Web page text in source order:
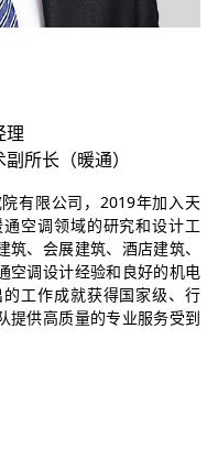
理
所长（暖通）
有限公司，2019年加入天
空调领域的研究和设计工
、会展建筑、酒店建筑、
空调设计经验和良好的机电
工作成就获得国家级、行
提供高质量的专业服务受到